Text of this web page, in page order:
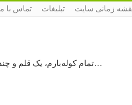
تماس با تبلیغات زمانی سایت
تمام کوله‌بارم، یک قلم و چند ورق کاغذ، می‌گذرم از هزار و یک راه نرفته…